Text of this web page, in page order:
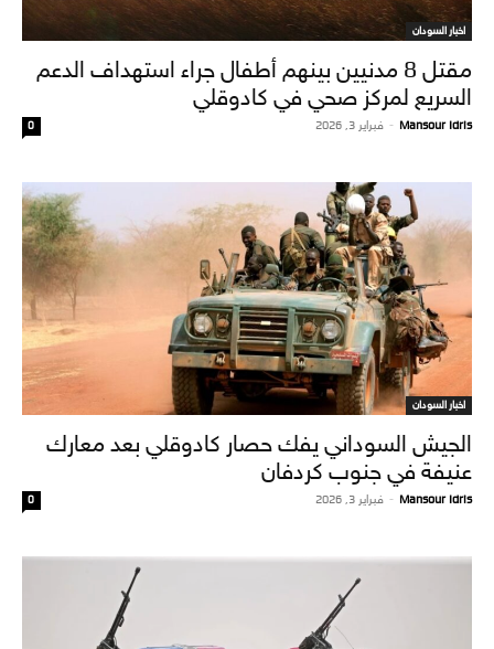
اخبار السودان
مقتل 8 مدنيين بينهم أطفال جراء استهداف الدعم
السريع لمركز صحي في كادوقلي
Mansour Idris
- فبراير 3, 2026 0
اخبار السودان
الجيش السوداني يفك حصار كادوقلي بعد معارك
عنيفة في جنوب كردفان
Mansour Idris
- فبراير 3, 2026 0